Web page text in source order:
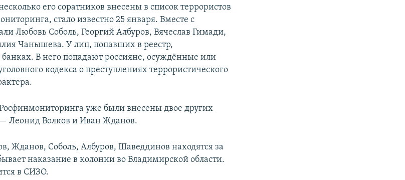
его соратников внесены в список террористов
стало известно 25 января. Вместе с
Любовь Соболь, Георгий Албуров, Вячеслав Гимади,
Чанышева. У лиц, попавших в реестр,
В него попадают россияне, осуждённые или
кодекса о преступлениях террористического
уже были внесены двое других
Леонид Волков и Иван Жданов.
Жданов, Соболь, Албуров, Шаведдинов находятся за
наказание в колонии во Владимирской области.
в СИЗО.